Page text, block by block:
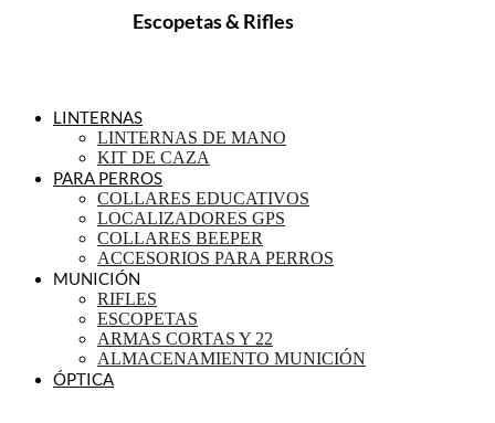
Escopetas & Rifles
LINTERNAS
LINTERNAS DE MANO
KIT DE CAZA
PARA PERROS
COLLARES EDUCATIVOS
LOCALIZADORES GPS
COLLARES BEEPER
ACCESORIOS PARA PERROS
MUNICIÓN
RIFLES
ESCOPETAS
ARMAS CORTAS Y 22
ALMACENAMIENTO MUNICIÓN
ÓPTICA